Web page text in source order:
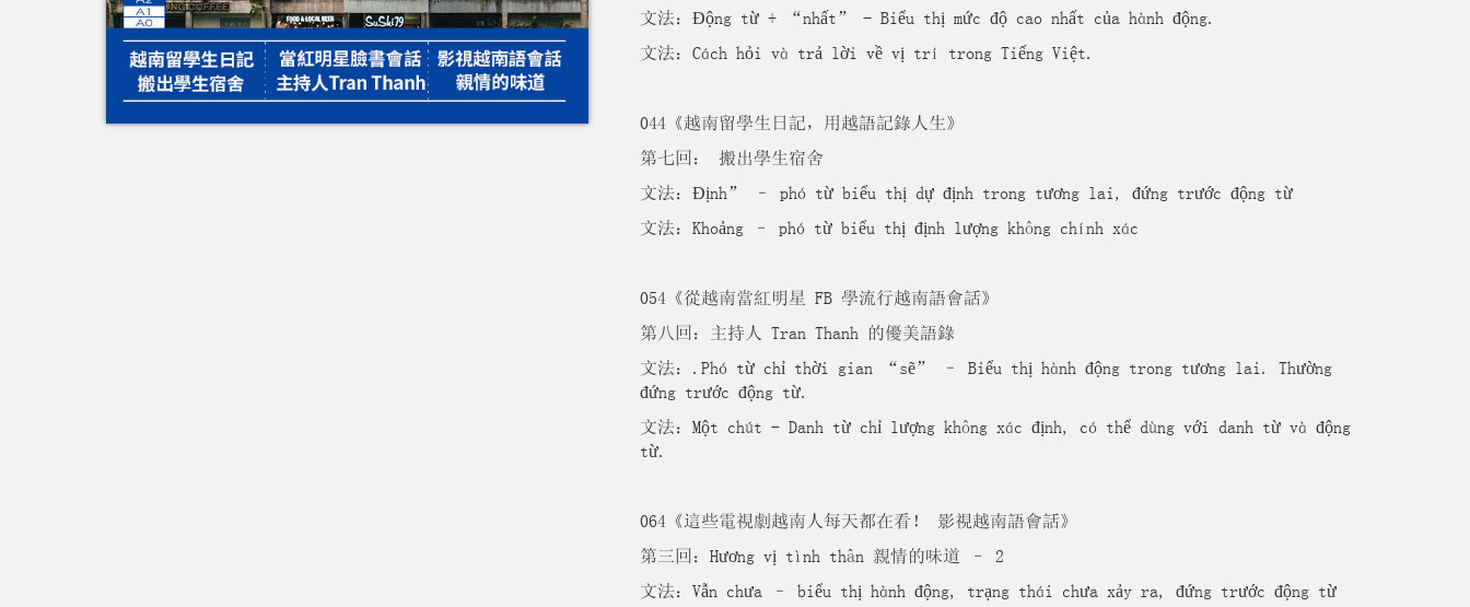
文法：Động từ + “nhất” - Biểu thị mức độ cao nhất của hành động.
文法：Cách hỏi và trả lời về vị trí trong Tiếng Việt.
044《越南留學生日記，用越語記錄人生》
第七回： 搬出學生宿舍
文法：Định” – phó từ biểu thị dự định trong tương lai, đứng trước động từ
文法：Khoảng – phó từ biểu thị định lượng không chính xác
054《從越南當紅明星 FB 學流行越南語會話》
第八回：主持人 Tran Thanh 的優美語錄
文法：.Phó từ chỉ thời gian “sẽ” – Biểu thị hành động trong tương lai. Thường
đứng trước động từ.
文法：Một chút - Danh từ chỉ lượng không xác định, có thể dùng với danh từ và động
từ.
064《這些電視劇越南人每天都在看！ 影視越南語會話》
第三回：Hương vị tình thân 親情的味道 – 2
文法：Vẫn chưa – biểu thị hành động, trạng thái chưa xảy ra, đứng trước động từ